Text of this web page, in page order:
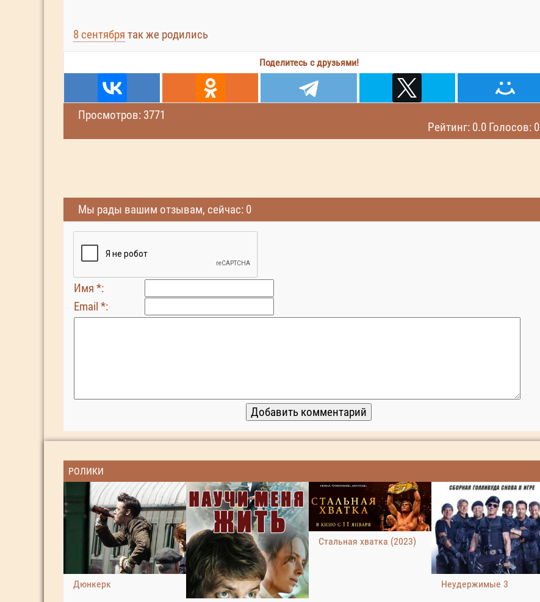
8 сентября так же родились
Поделитесь с друзьями!
Просмотров: 3771
Рейтинг: 0.0 Голосов: 0
Мы рады вашим отзывам, сейчас: 0
Имя *:
Email *:
РОЛИКИ
Дюнкерк
Стальная хватка (2023)
Неудержимые 3